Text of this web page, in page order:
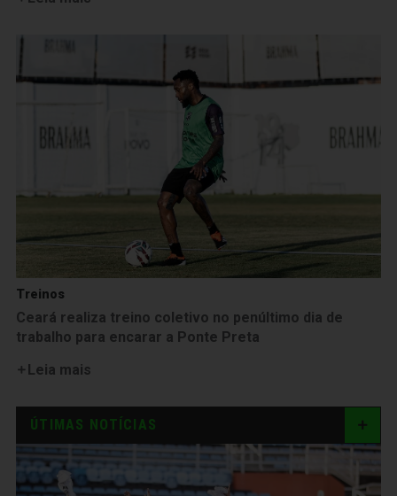
Treinos
Ceará realiza treino coletivo no penúltimo dia de
trabalho para encarar a Ponte Preta
Leia mais
ÚTIMAS NOTÍCIAS